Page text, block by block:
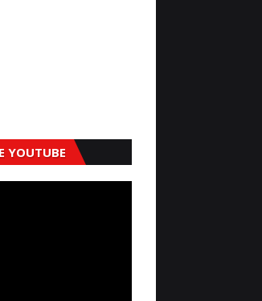
YOUTUBE